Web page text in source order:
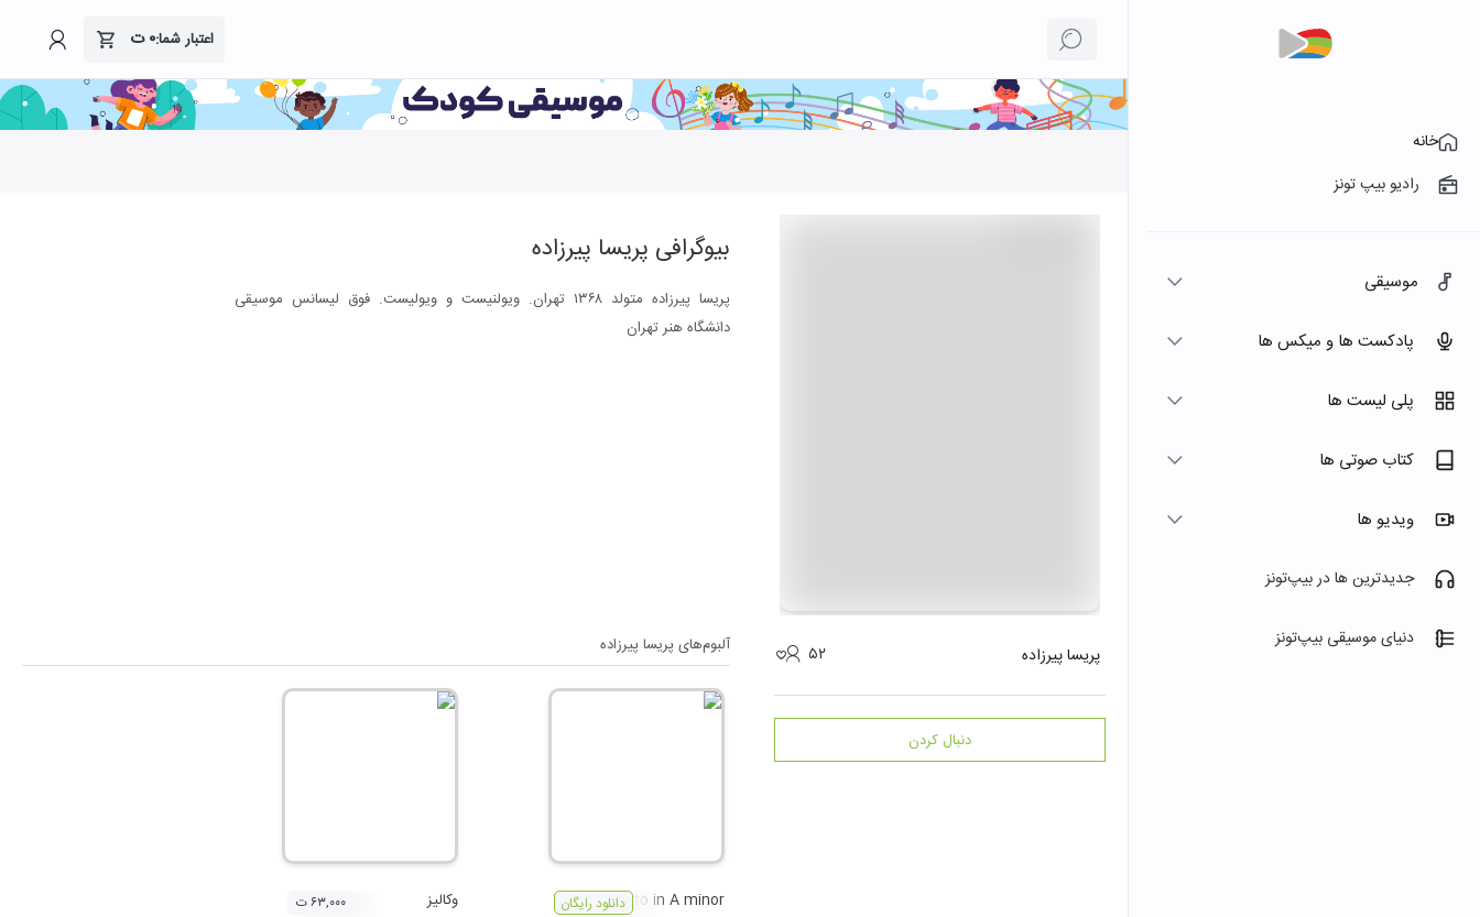
اعتبار شما:۰ت
خانه
رادیو بیپ تونز
موسیقی
پادکست ها و میکس ها
پلی لیست ها
کتاب صوتی ها
ویدیو ها
جدیدترین ها در بیپ‌تونز
دنیای موسیقی بیپ‌تونز
پریسا پیرزاده ۵۲
دنبال کردن
بیوگرافی پریسا پیرزاده
پریسا پیرزاده متولد ۱۳۶۸ تهران. ویولنیست و ویولیست. فوق لیسانس موسیقی
دانشگاه هنر تهران
آلبوم‌های پریسا پیرزاده
Bach Violin Concerto in A minor
دانلود رایگان وکالیز ۶۳,۰۰۰ ت